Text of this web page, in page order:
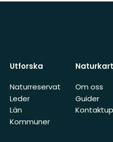
Utforska
Naturreservat
Leder
Län
Kommuner
Om oss
Guider